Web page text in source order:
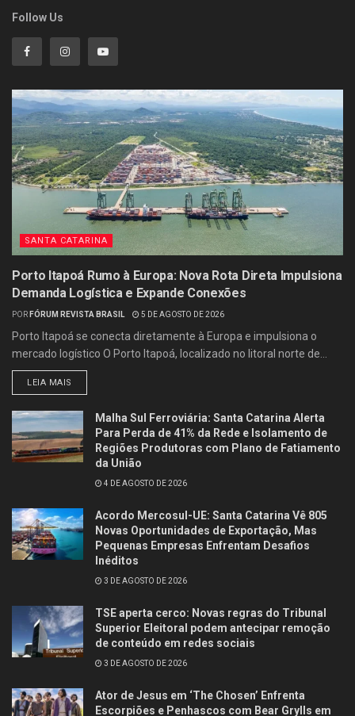
Follow Us
SANTA CATARINA
Porto Itapoá Rumo à Europa: Nova Rota Direta Impulsiona
Demanda Logística e Expande Conexões
POR FÓRUM REVISTA BRASIL 5 DE AGOSTO DE 2026
Porto Itapoá se conecta diretamente à Europa e impulsiona o
mercado logístico O Porto Itapoá, localizado no litoral norte de...
LEIA MAIS
Malha Sul Ferroviária: Santa Catarina Alerta
Para Perda de 41% da Rede e Isolamento de
Regiões Produtoras com Plano de Fatiamento
da União
4 DE AGOSTO DE 2026
Acordo Mercosul-UE: Santa Catarina Vê 805
Novas Oportunidades de Exportação, Mas
Pequenas Empresas Enfrentam Desafios
Inéditos
3 DE AGOSTO DE 2026
TSE aperta cerco: Novas regras do Tribunal
Superior Eleitoral podem antecipar remoção
de conteúdo em redes sociais
3 DE AGOSTO DE 2026
Ator de Jesus em ‘The Chosen’ Enfrenta
Escorpiões e Penhascos com Bear Grylls em